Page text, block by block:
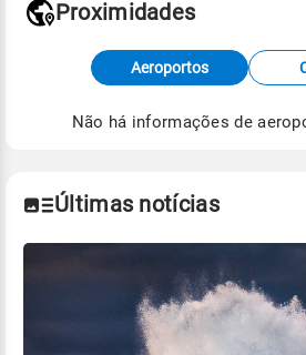
Fonte: dados combinados de
meteorológicas e satélite do
de Tempo e Estudos Climáticos
Proximidades
Aeroportos
Não há informações de
Últimas notícias